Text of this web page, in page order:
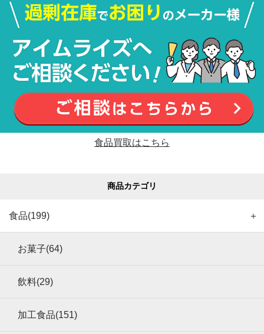
食品買取はこちら
商品カテゴリ
食品(199) ＋
お菓子(64)
飲料(29)
加工食品(151)